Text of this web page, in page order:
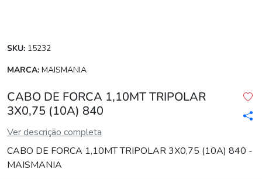
SKU: 15232
MARCA: MAISMANIA
CABO DE FORCA 1,10MT TRIPOLAR
3X0,75 (10A) 840
Ver descrição completa
CABO DE FORCA 1,10MT TRIPOLAR 3X0,75 (10A) 840 -
MAISMANIA